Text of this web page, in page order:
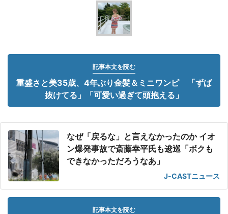
記事本文を読む
重盛さと美35歳、4年ぶり金髪＆ミニワンピ 「ずば
抜けてる」「可愛い過ぎて頭抱える」
なぜ「戻るな」と言えなかったのか イオ
ン爆発事故で斎藤幸平氏も逡巡「ボクも
できなかっただろうなあ」
J-CASTニュース
記事本文を読む